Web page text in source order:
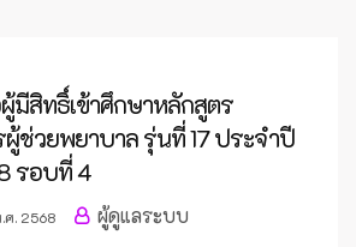
มีสิทธิ์เข้าศึกษาหลักสูตร
ช่วยพยาบาล รุ่นที่ 17 ประจำปี
รอบที่ 4
ศ. 2568 ผู้ดูแลระบบ